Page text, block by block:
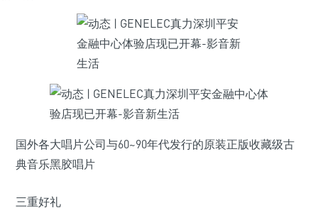
国外各大唱片公司与60~90年代发行的原装正版收藏级古
典音乐黑胶唱片
三重好礼